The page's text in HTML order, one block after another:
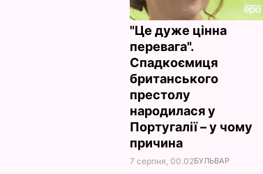
"Це дуже цінна
перевага".
Спадкоємиця
британського
престолу
народилася у
Португалії – у чому
причина
7 серпня, 00.02БУЛЬВАР